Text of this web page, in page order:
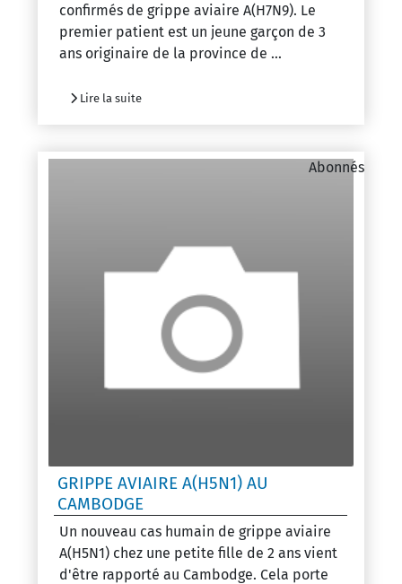
confirmés de grippe aviaire A(H7N9). Le
premier patient est un jeune garçon de 3
ans originaire de la province de ...
Lire la suite
Abonnés
GRIPPE AVIAIRE A(H5N1) AU
CAMBODGE
Un nouveau cas humain de grippe aviaire
A(H5N1) chez une petite fille de 2 ans vient
d'être rapporté au Cambodge. Cela porte